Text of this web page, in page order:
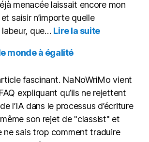
menacée laissait encore mon
saisir n’importe quelle
que… Lire la suite:
monde à égalité
fascinant. NaNoWriMo vient
expliquant qu’ils ne rejettent
l’IA dans le processus d’écriture
son rejet de "classist" et
ne sais trop comment traduire